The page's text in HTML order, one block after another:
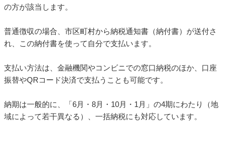
の方が該当します。
普通徴収の場合、市区町村から納税通知書（納付書）が送付さ
れ、この納付書を使って自分で支払います。
支払い方法は、金融機関やコンビニでの窓口納税のほか、口座
振替やQRコード決済で支払うことも可能です。
納期は一般的に、「6月・8月・10月・1月」の4期にわたり（地
域によって若干異なる）、一括納税にも対応しています。